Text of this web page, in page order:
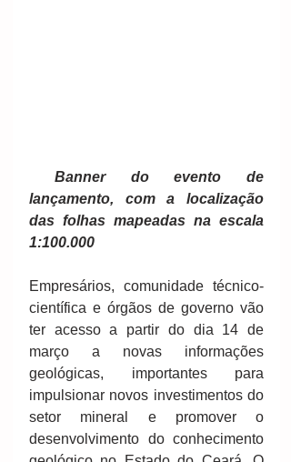
Banner do evento de
lançamento, com a localização
das folhas mapeadas na escala
1:100.000
Empresários, comunidade técnico-
científica e órgãos de governo vão
ter acesso a partir do dia 14 de
março a novas informações
geológicas, importantes para
impulsionar novos investimentos do
setor mineral e promover o
desenvolvimento do conhecimento